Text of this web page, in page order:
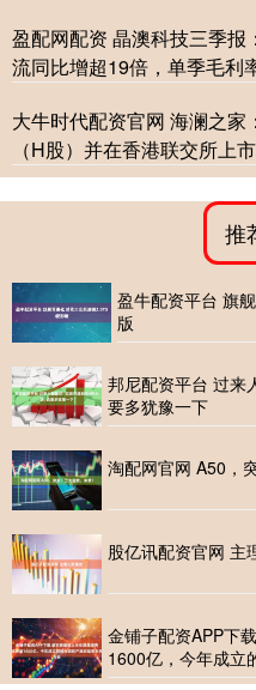
盈配网配资 晶澳科技三季
流同比增超19倍，单季毛利
大牛时代配资官网 海澜之
（H股）并在香港联交所上
推
盈牛配资平台 旗
版
邦尼配资平台 过来
要多犹豫一下
淘配网官网 A50，
股亿讯配资官网 主
金铺子配资APP下
1600亿，今年成立